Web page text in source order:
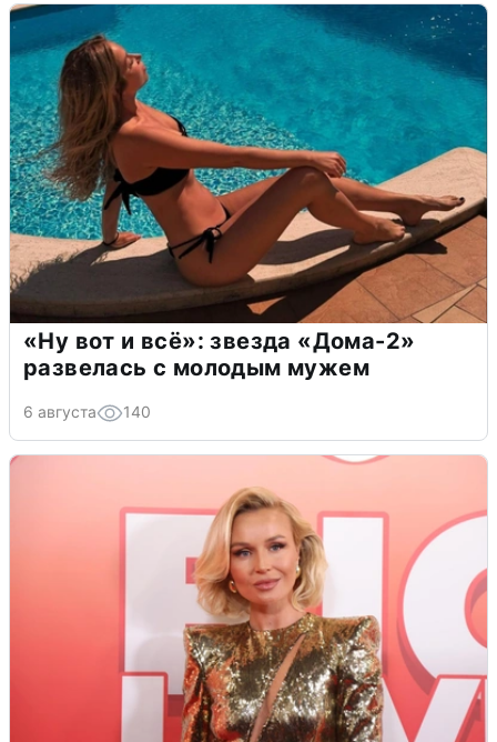
«Ну вот и всё»: звезда «Дома-2»
развелась с молодым мужем
6 августа 140